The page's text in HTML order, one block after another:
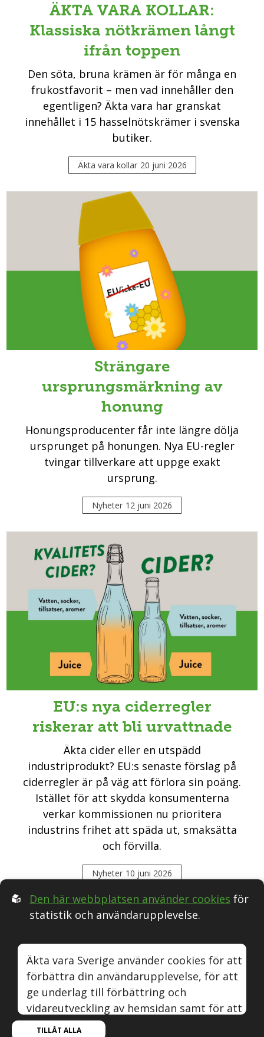
ÄKTA VARA KOLLAR:
Klassiska nötkrämen långt
ifrån toppen
Den söta, bruna krämen är för många en
frukostfavorit – men vad innehåller den
egentligen? Äkta vara har granskat
innehållet i 15 hasselnötskrämer i svenska
butiker.
Äkta vara kollar 20 juni 2026
Strängare
ursprungsmärkning av
honung
Honungsproducenter får inte längre dölja
ursprunget på honungen. Nya EU-regler
tvingar tillverkare att uppge exakt
ursprung.
Nyheter 12 juni 2026
EU:s nya ciderregler
riskerar att bli urvattnade
Äkta cider eller en utspädd
industriprodukt? EU:s senaste förslag på
ciderregler är på väg att förlora sin poäng.
Istället för att skydda konsumenterna
verkar kommissionen nu prioritera
industrins frihet att späda ut, smaksätta
och förvilla.
Nyheter 10 juni 2026
Följ oss i Sociala medier:
Äkta varaNaturvinInstagramYoutube
© Äkta vara Sverige.
Om webbplatsen, cookies och GDPR.
Den här webbplatsen använder cookies för
statistik och användarupplevelse.
Äkta vara Sverige använder cookies för att
förbättra din användarupplevelse, för att
ge underlag till förbättring och
vidareutveckling av hemsidan samt för att
kunna rikta mer relevanta erbjudanden till
TILLÅT ALLA